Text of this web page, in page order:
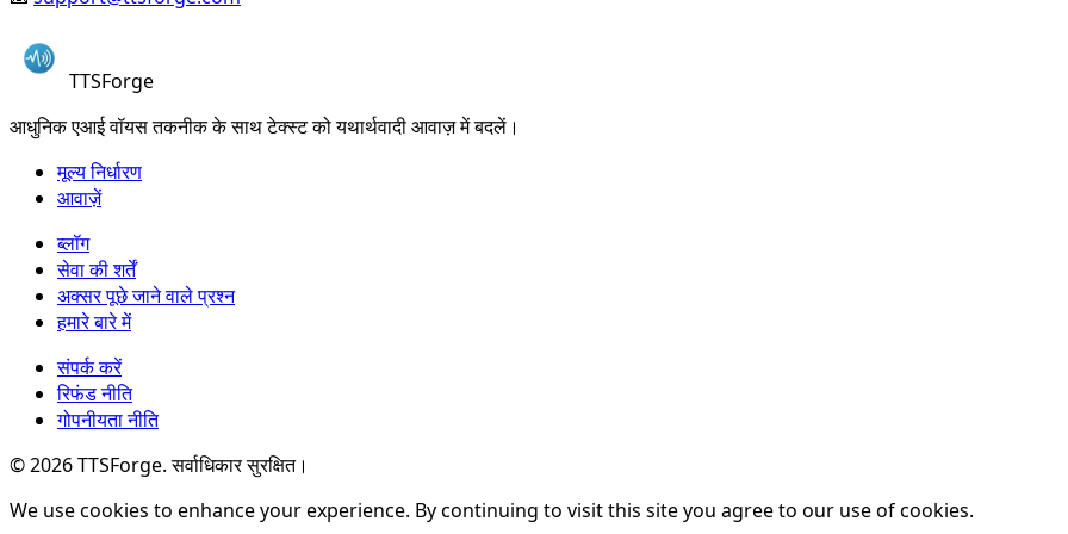
TTSForge
आधुनिक एआई वॉयस तकनीक के साथ टेक्स्ट को यथार्थवादी आवाज़ में बदलें।
मूल्य निर्धारण
आवाज़ें
ब्लॉग
सेवा की शर्तें
अक्सर पूछे जाने वाले प्रश्न
हमारे बारे में
संपर्क करें
रिफंड नीति
गोपनीयता नीति
©2026TTSForge. सर्वाधिकार सुरक्षित।
We use cookies to enhance your experience. By continuing to visit this site you agree to our use of cookies.